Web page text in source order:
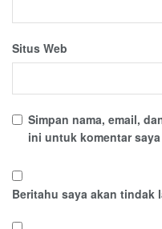
Situs Web
Simpan nama, email,
ini untuk komentar
Beritahu saya akan tindak